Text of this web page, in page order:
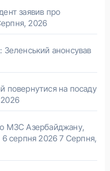
заявив про
2026
Зеленський анонсував
повернутися на посаду
МЗС Азербайджану,
6 серпня 2026 7 Серпня,